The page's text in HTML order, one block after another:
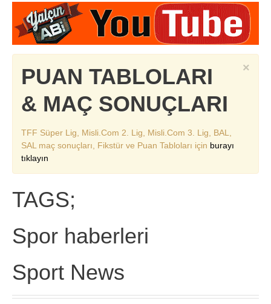
×
PUAN TABLOLARI
& MAÇ SONUÇLARI
TFF Süper Lig, Misli.Com 2. Lig, Misli.Com 3. Lig, BAL,
SAL maç sonuçları, Fikstür ve Puan Tabloları için burayı
tıklayın
TAGS;
Spor haberleri
Sport News